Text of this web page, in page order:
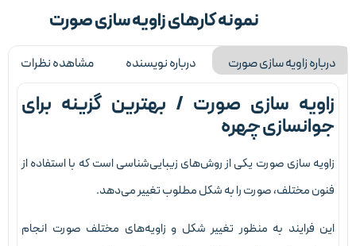
نمونه کارهای زاویه سازی صورت
زاویه سازی صورت درباره نویسنده مشاهده نظرات
سازی صورت / بهترین گزینه برای
چهره
سازی صورت یکی از روش‌های زیبایی‌شناسی است که با استفاده از
مختلف، صورت را به شکل مطلوب تغییر می‌دهد.
فرایند به منظور تغییر شکل و زاویه‌های مختلف صورت انجام